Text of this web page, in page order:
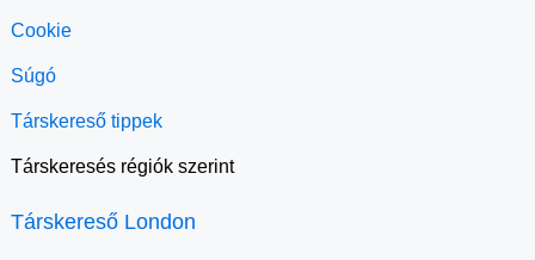
Cookie
Súgó
Társkereső tippek
Társkeresés régiók szerint
Társkereső London